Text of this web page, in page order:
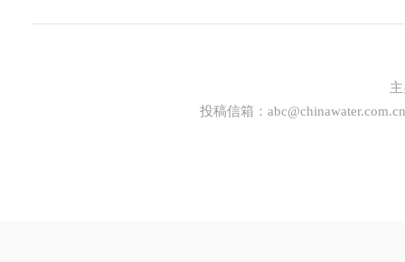
投稿信箱： abc@chinawater.com.cn